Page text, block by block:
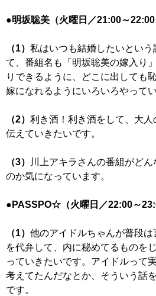
●明坂聡美（火曜日／21:00～22:00
（1） 私はいつも結婚したいという
て、番組名も「明坂聡美の嫁入り
りできるように、どこに出しても
嫁になれるようにいろいろやって
（2） 利き酒！利き酒をして、大人
伝えていきたいです。
（3）
川上アキラさんの番組がどん
のか気になっています。
●PASSPO☆（火曜日／22:00～
（1） 他のアイドルちゃんが普段は
を代弁して、内に秘めてるものを
っていきたいです。アイドルって
考えてたんだなとか、そういう話
です。